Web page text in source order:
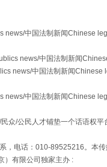
中国法制新闻Chinese
news/中国法制新闻
news/中国法制新闻Chinese
中国法制新闻Chinese
众/公民人才铺垫一个话语权
，电话：010-89525216。本
）有限公司独家主办 :